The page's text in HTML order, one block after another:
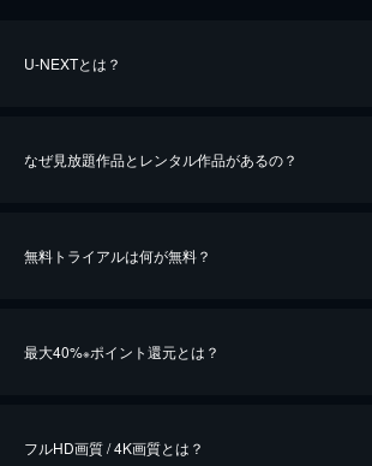
U-NEXTとは？
なぜ見放題作品とレンタル作品があるの？
無料トライアルは何が無料？
最大40%※ポイント還元とは？
フルHD画質 / 4K画質とは？